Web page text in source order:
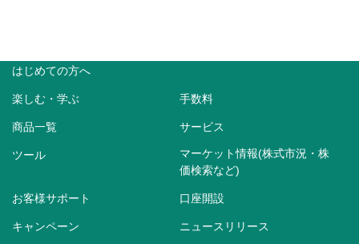
はじめての方へ
楽しむ・学ぶ 手数料
商品一覧 サービス
ツール
マーケット情報(株式市況・株
価検索など)
お客様サポート 口座開設
キャンペーン ニュースリリース